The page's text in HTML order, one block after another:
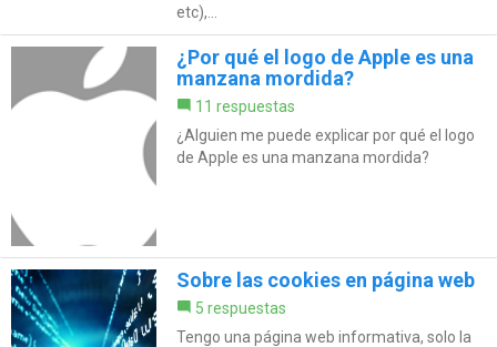
etc),...
¿Por qué el logo de Apple es una
manzana mordida?
11 respuestas
¿Alguien me puede explicar por qué el logo
de Apple es una manzana mordida?
Sobre las cookies en página web
5 respuestas
Tengo una página web informativa, solo la